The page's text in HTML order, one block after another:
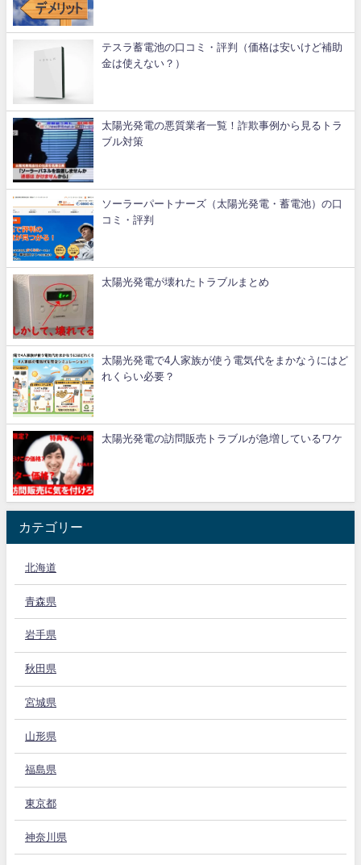
テスラ蓄電池の口コミ・評判（価格は安いけど補助
金は使えない？）
太陽光発電の悪質業者一覧！詐欺事例から見るトラ
ブル対策
ソーラーパートナーズ（太陽光発電・蓄電池）の口
コミ・評判
太陽光発電が壊れたトラブルまとめ
太陽光発電で4人家族が使う電気代をまかなうにはど
れくらい必要？
太陽光発電の訪問販売トラブルが急増しているワケ
カテゴリー
北海道
青森県
岩手県
秋田県
宮城県
山形県
福島県
東京都
神奈川県